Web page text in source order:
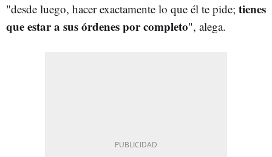
"desde luego, hacer exactamente lo que él te pide; tienes
que estar a sus órdenes por completo", alega.